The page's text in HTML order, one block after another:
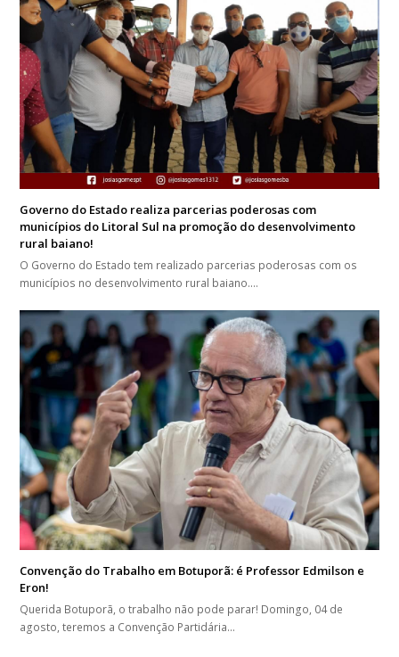
Governo do Estado realiza parcerias poderosas com
municípios do Litoral Sul na promoção do desenvolvimento
rural baiano!
O Governo do Estado tem realizado parcerias poderosas com os
municípios no desenvolvimento rural baiano.…
Convenção do Trabalho em Botuporã: é Professor Edmilson e
Eron!
Querida Botuporã, o trabalho não pode parar! Domingo, 04 de
agosto, teremos a Convenção Partidária…